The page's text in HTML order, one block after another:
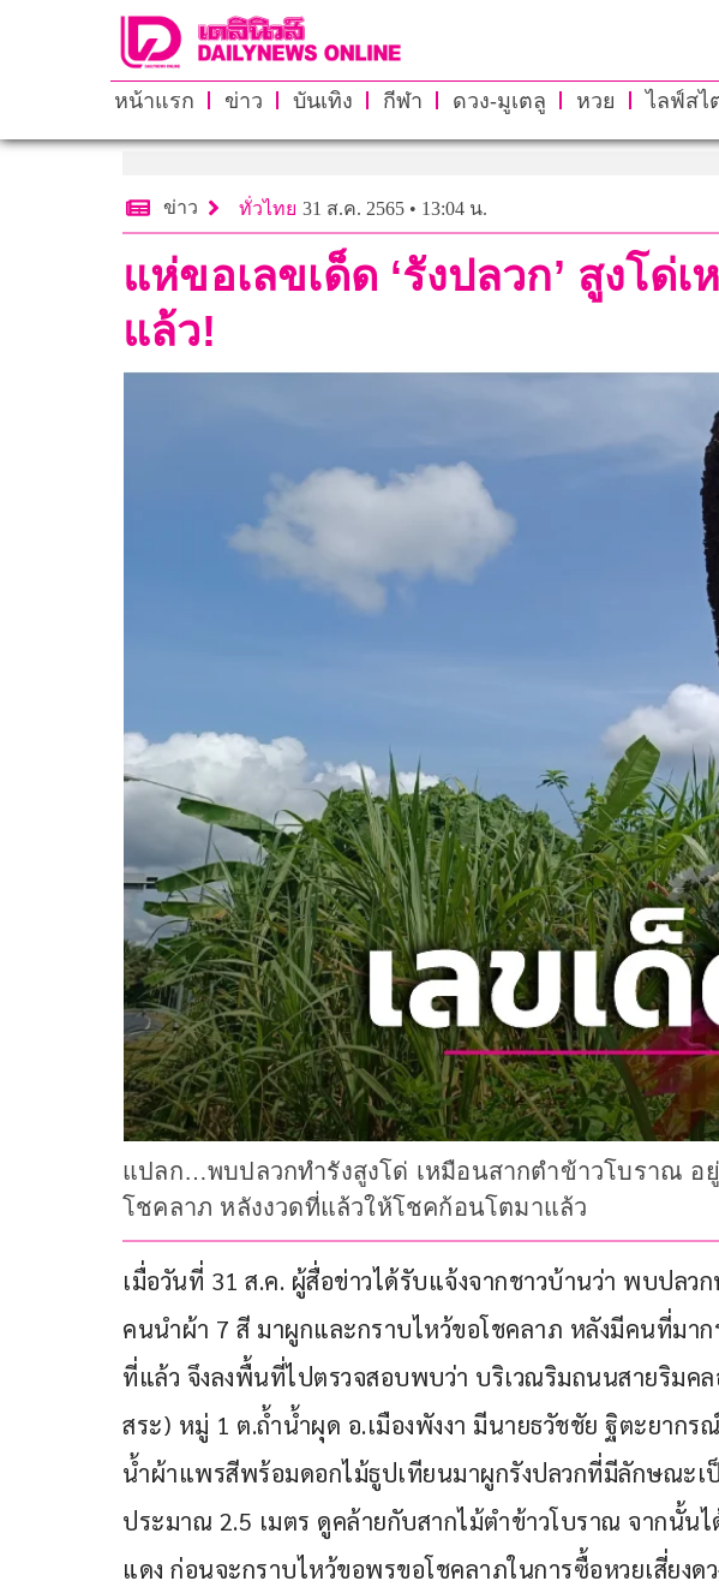
หน้าแรก ข่าว บันเทิง กีฬา ดวง-มูเตลู หวย ไลฟ์สไ
ข่าว ทั่วไทย 31 ส.ค. 2565 • 13:04 น.
แห่ขอเลขเด็ด ‘รังปลวก’ สูงโ
แล้ว!
แปลก…พบปลวกทำรังสูงโด่ เหมือนสากตำข้าวโบราณ อ
โชคลาภ หลังงวดที่แล้วให้โชคก้อนโตมาแล้ว
เมื่อวันที่ 31 ส.ค. ผู้สื่อข่าวได้รับแจ้งจากชาวบ้านว่า พบปลว
คนนำผ้า 7 สี มาผูกและกราบไหว้ขอโชคลาภ หลังมีคนที่มาก
ที่แล้ว จึงลงพื้นที่ไปตรวจสอบพบว่า บริเวณริมถนนสายริมคล
สระ) หมู่ 1 ต.ถ้ำน้ำผุด อ.เมืองพังงา มีนายธวัชชัย ฐิตะยากร
น้ำผ้าแพรสีพร้อมดอกไม้ธูปเทียนมาผูกรังปลวกที่มีลักษณะ
ประมาณ 2.5 เมตร ดูคล้ายกับสากไม้ตำข้าวโบราณ จากนั้น
แดง ก่อนจะกราบไหว้ขอพรขอโชคลาภในการซื้อหวยเสี่ยงด